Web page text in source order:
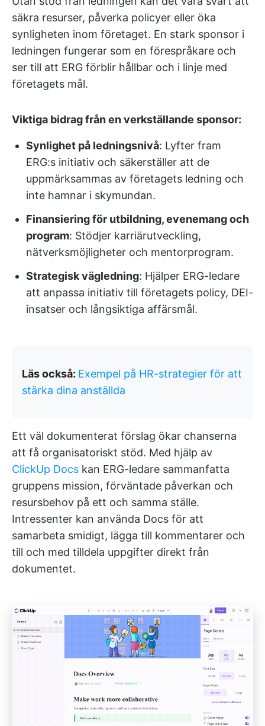
säkra resurser, påverka policyer eller öka
synligheten inom företaget. En stark sponsor i
ledningen fungerar som en förespråkare och
ser till att ERG förblir hållbar och i linje med
företagets mål.
Viktiga bidrag från en verkställande sponsor:
Synlighet på ledningsnivå: Lyfter fram
ERG:s initiativ och säkerställer att de
uppmärksammas av företagets ledning och
inte hamnar i skymundan.
Finansiering för utbildning, evenemang och
program: Stödjer karriärutveckling,
nätverksmöjligheter och mentorprogram.
Strategisk vägledning: Hjälper ERG-ledare
att anpassa initiativ till företagets policy, DEI-
insatser och långsiktiga affärsmål.
Läs också: Exempel på HR-strategier för att
stärka dina anställda
Ett väl dokumenterat förslag ökar chanserna
att få organisatoriskt stöd. Med hjälp av
ClickUp Docs kan ERG-ledare sammanfatta
gruppens mission, förväntade påverkan och
resursbehov på ett och samma ställe.
Intressenter kan använda Docs för att
samarbeta smidigt, lägga till kommentarer och
till och med tilldela uppgifter direkt från
dokumentet.